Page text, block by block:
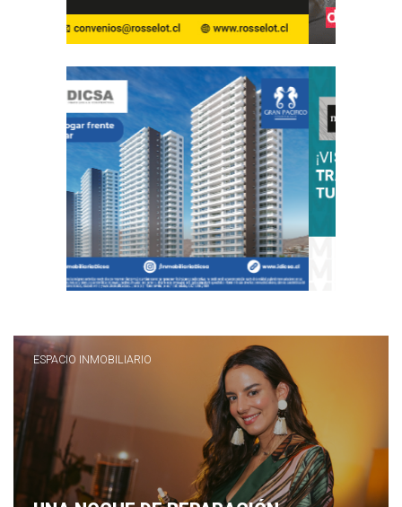
ESPACIO INMOBILIARIO